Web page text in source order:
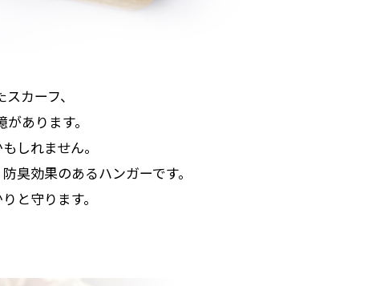
カーフ、
あります。
しれません。
臭効果のあるハンガーです。
と守ります。